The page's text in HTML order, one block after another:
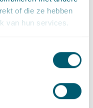
of die ze hebben
van hun services.
een ander doeleinde
worden
onttrokken ten
GS had daarom